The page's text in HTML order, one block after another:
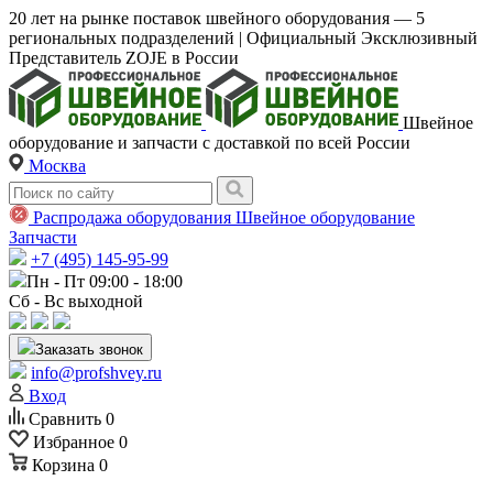
20 лет на рынке поставок швейного оборудования — 5
региональных подразделений | Официальный Эксклюзивный
Представитель ZOJE в России
Швейное
оборудование и запчасти с доставкой по всей России
Москва
Распродажа оборудования Швейное оборудование
Запчасти
+7 (495) 145-95-99
Пн - Пт 09:00 - 18:00
Сб - Вс выходной
Заказать звонок
info@profshvey.ru
Вход
Сравнить 0
Избранное 0
Корзина 0